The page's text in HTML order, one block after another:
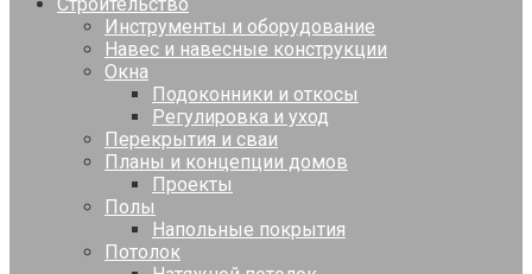
Инструменты и оборудование
Навес и навесные конструкции
Окна
Подоконники и откосы
Регулировка и уход
Перекрытия и сваи
Планы и концепции домов
Проекты
Полы
Напольные покрытия
Потолок